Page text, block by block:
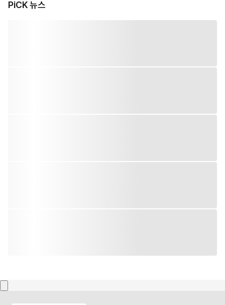
PiCK 뉴스